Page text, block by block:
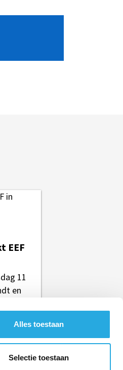
Alles toestaan
Selectie toestaan
EEF
11
en